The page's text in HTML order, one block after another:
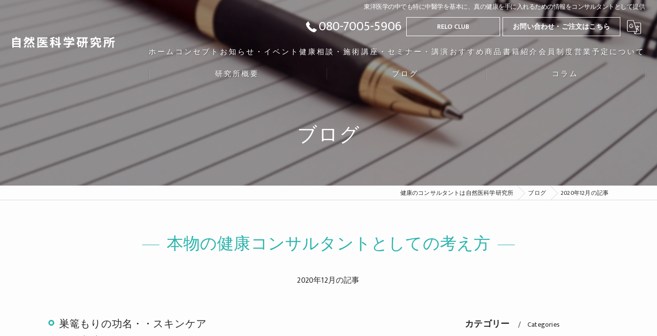
東洋医学の中でも特に中醫学を基本に、真の健康を手に入れるための情報をコンサルタントとして提供
080-7005-5906 RELO CLUB お問い合わせ・ご注文はこちら
ホーム コンセプトお知らせ・イベント 健康相談・施術講座・セミナー・講演 おすすめ商品 書籍紹介 会員制度営業予定について
研究所概要
ブログ コラム
ブログ
健康のコンサルタントは自然医科学研究所 ブログ 2020年12月の記事
本物の健康コンサルタントとしての考え方
2020年12月の記事
巣篭もりの功名・・スキンケア カテゴリー Categories